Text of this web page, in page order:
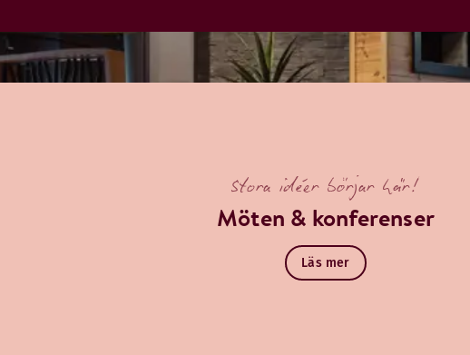
Stora idéer börjar här!
Möten & konferenser
Läs mer